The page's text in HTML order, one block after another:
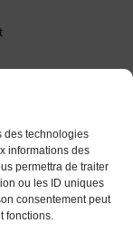
des technologies
informations des
permettra de traiter
ou les ID uniques
consentement peut
fonctions.
Textiles